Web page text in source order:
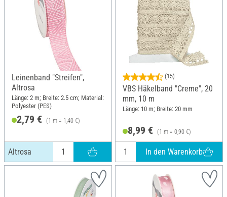
Leinenband "Streifen",
Altrosa
Länge: 2 m; Breite: 2.5 cm; Material:
Polyester (PES)
2,79 € (1 m = 1,40 €)
Altrosa
(15)
VBS Häkelband "Creme", 20
mm, 10 m
Länge: 10 m; Breite: 20 mm
8,99 € (1 m = 0,90 €)
In den Warenkorb